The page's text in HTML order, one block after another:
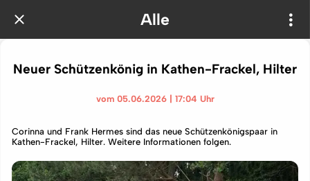
Alle
Neuer Schützenkönig in Kathen-Frackel, Hilter
vom 05.06.2026 | 17:04 Uhr
Corinna und Frank Hermes sind das neue Schützenkönigspaar in
Kathen-Frackel, Hilter. Weitere Informationen folgen.